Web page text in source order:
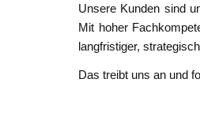
Unsere Kunden sind
Mit hoher
langfristiger,
Das treibt uns an und